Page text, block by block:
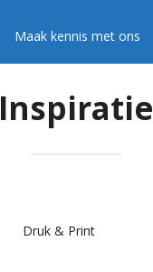
Maak kennis met ons
Inspiratie
Druk & Print